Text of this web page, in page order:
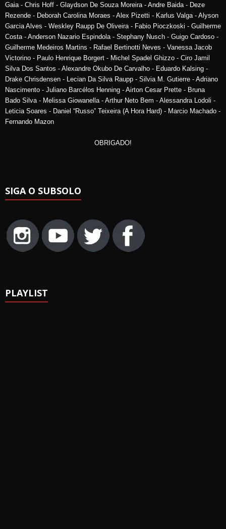
Gaia - Chris Hoff - Glaydson De Souza Moreira - Andre Baida - Deze
Rezende - Deborah Carolina Moraes - Alex Pizetti - Karlus Valga - Alyson
Garcia Alves - Weskley Raupp De Oliveira - Fabio Pioczkoski - Guilherme
Costa - Anderson Nazario Espindola - Stephany Nusch - Guigo Cardoso -
Guilherme Medeiros Martins - Rafael Bertinotti Neves - Vanessa Jacob
Victorino - Paulo Henrique Borgert - Michel Spadel Ghizzo - Ciro Jamil
Silva Dos Santos - Alexandre Okubo De Carvalho - Eduardo Kalsing -
Drake Chrisdensen - Lecian Da Silva Raupp - Silvia M. Gutierre - Adriano
Nascimento - Juliano Barcélos Henning - Airton Cesar Prette - Bruna
Bado Silva - Melissa Giowanella - Arthur Neto Bem - Alessandra Lodoli -
Leticia Soares - Daniel “Russo” Teixeira (A Hora Hard) - Marcio Machado -
Fernando Mazon
OBRIGADO!
SIGA O SUBSOLO
PLAYLIST